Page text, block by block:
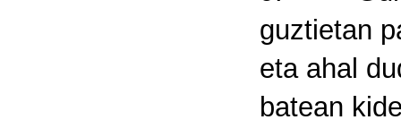
guztietan
eta ahal
batean